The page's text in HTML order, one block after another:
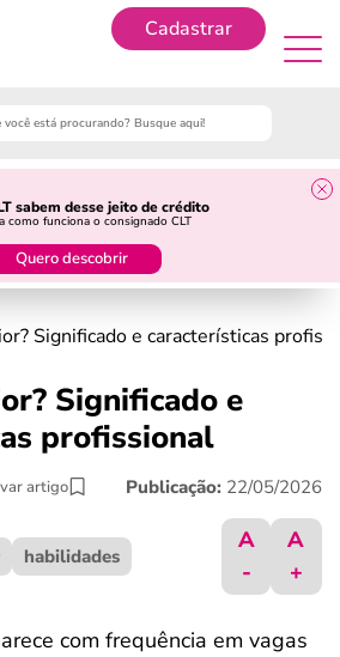
Cadastrar
sabem desse jeito de crédito
como funciona o consignado CLT
Quero descobrir
Significado e características
Significado e
profissional
artigo Publicação: 22/05/2026
habilidades
A
-
A
+
com frequência em vagas